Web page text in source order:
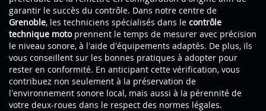
garantir le succès du contrôle. Dans notre centre de
Grenoble, les techniciens spécialisés dans le contrôle
technique motoprennent le temps de mesurer avec précision
le niveau sonore, à l’aide d’équipements adaptés. De plus, ils
vous conseillent sur les bonnes pratiques à adopter pour
rester en conformité. En anticipant cette vérification, vous
contribuez non seulement à la préservation de
l’environnement sonore local, mais aussi à la pérennité de
votre deux-roues dans le respect des normes légales.